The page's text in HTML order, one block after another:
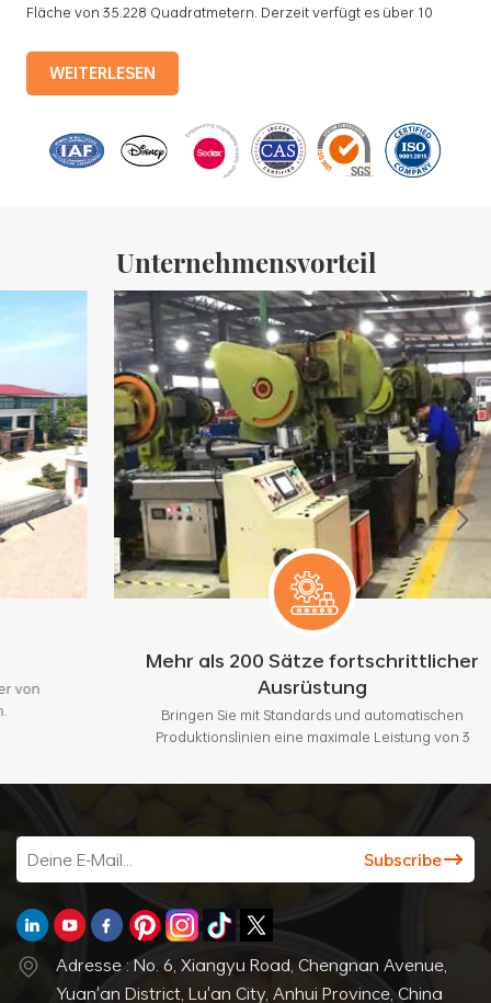
Fläche von 35.228 Quadratmetern. Derzeit verfügt es über 10
Produktionslinien mit einer monatlichen Produktion von 3,5
Millionen Eisenkisten. Zu den Produkten des Unternehmens
Werbegeschenkdosen und Weißblechschalen usw.
Standardisierte Produktionslinien und 15 vollautomatische
WEITERLESEN
Unternehmensvorteil
Mehr als 200 Sätze fortschrittlicher
Ausrüstung
Bringen Sie mit Standards und automatischen
Produktionslinien eine maximale Leistung von 3
Adresse : No. 6, Xiangyu Road, Chengnan Avenue,
Yuan'an District, Lu'an City, Anhui Province, China